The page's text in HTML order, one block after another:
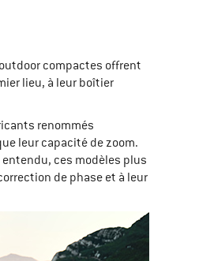
compactes offrent
lieu, à leur boîtier
renommés
leur capacité de zoom.
ces modèles plus
de phase et à leur